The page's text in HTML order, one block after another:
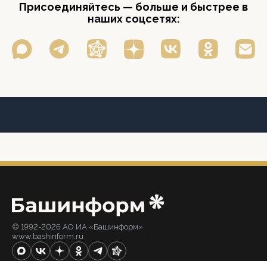
Присоединяйтесь — больше и быстрее в
наших соцсетях:
© 1992-2026 АО ИА «Башинформ».
www.bashinform.ru